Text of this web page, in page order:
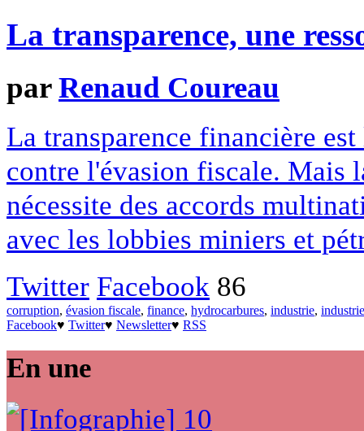
La transparence, une
parRenaud Coureau
La transparence financière
contre l'évasion fiscale. Mais
nécessite des accords
avec les lobbies miniers et
Twitter Facebook 86
corruption, évasion fiscale, finance, hydrocarbures, industrie,
Facebook♥ Twitter♥ Newsletter♥ RSS
En une